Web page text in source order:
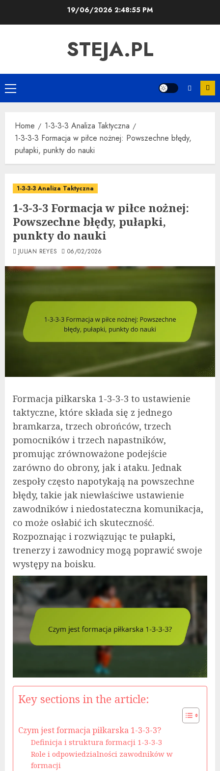
19/06/2026 2:48:56 PM
STEJA.PL
Primary
Menu
Home
1-3-3-3 Analiza Taktyczna
1-3-3-3 Formacja w piłce nożnej: Powszechne błędy,
pułapki, punkty do nauki
1-3-3-3 Analiza Taktyczna
1-3-3-3 Formacja w piłce nożnej:
Powszechne błędy, pułapki,
punkty do nauki
JULIAN REYES 06/02/2026
Formacja piłkarska 1-3-3-3 to ustawienie
taktyczne, które składa się z jednego
bramkarza, trzech obrońców, trzech
pomocników i trzech napastników,
promując zrównoważone podejście
zarówno do obrony, jak i ataku. Jednak
zespoły często napotykają na powszechne
błędy, takie jak niewłaściwe ustawienie
zawodników i niedostateczna komunikacja,
co może osłabić ich skuteczność.
Rozpoznając i rozwiązując te pułapki,
trenerzy i zawodnicy mogą poprawić swoje
występy na boisku.
Key sections in the article:
Czym jest formacja piłkarska 1-3-3-3?
Definicja i struktura formacji 1-3-3-3
Role i odpowiedzialności zawodników w
formacji